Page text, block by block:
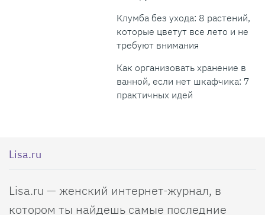
Клумба без ухода: 8 растений,
которые цветут все лето и не
требуют внимания
Как организовать хранение в
ванной, если нет шкафчика: 7
практичных идей
Lisa.ru
Lisa.ru — женский интернет-журнал, в
котором ты найдешь самые последние